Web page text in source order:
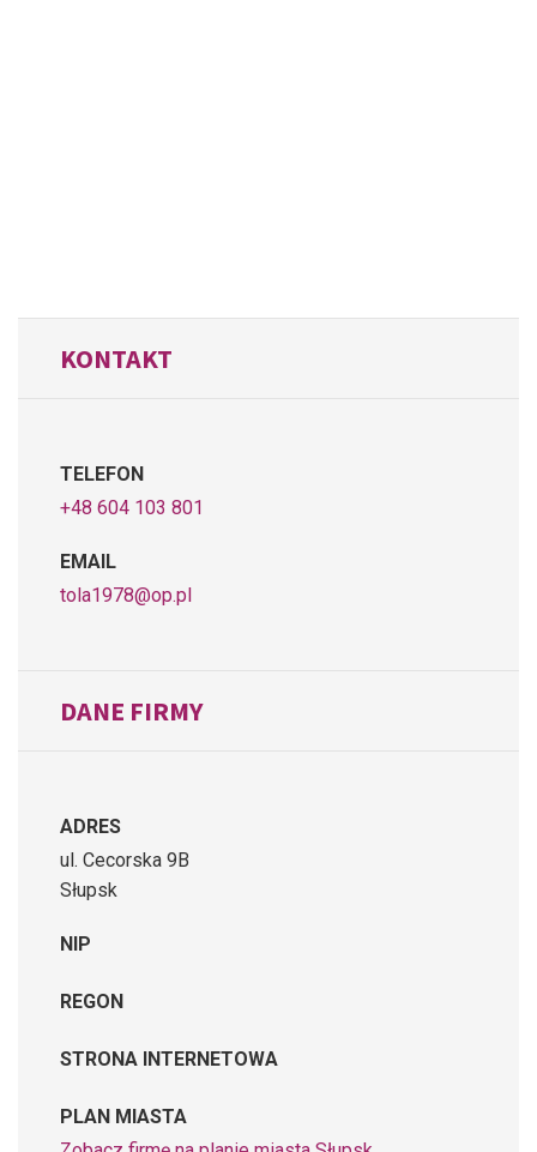
KONTAKT
TELEFON
+48 604 103 801
EMAIL
tola1978@op.pl
DANE FIRMY
ADRES
ul. Cecorska 9B
Słupsk
NIP
REGON
STRONA INTERNETOWA
PLAN MIASTA